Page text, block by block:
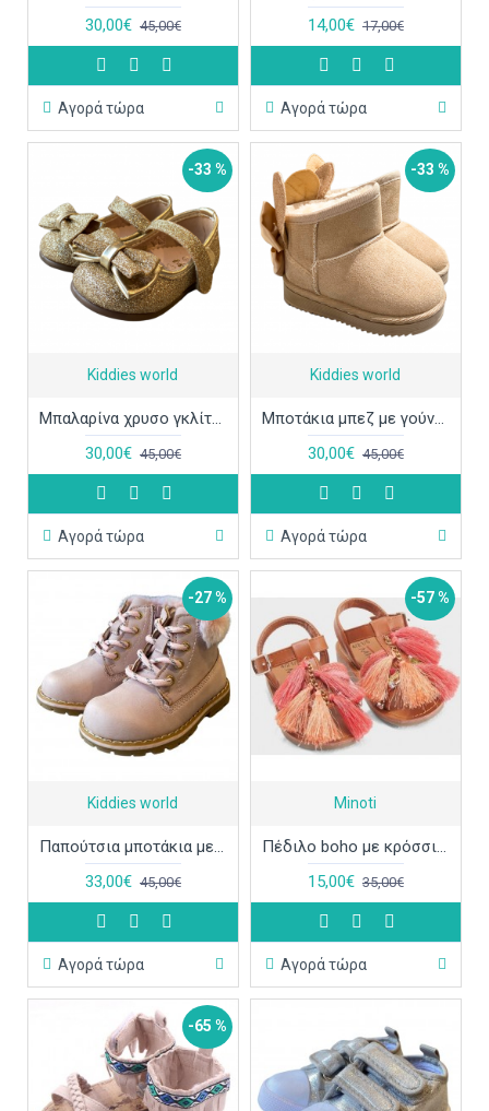
30,00€ 45,00€
Αγορά τώρα
14,00€ 17,00€
Αγορά τώρα
-33 %
Kiddies world
Μπαλαρίνα χρυσο γκλίτερ με φιογκάκι ΠΑΠ603
30,00€ 45,00€
Αγορά τώρα
-33 %
Kiddies world
Μποτάκια μπεζ με γούνα και αυτάκια ΠΑΠ583
30,00€ 45,00€
Αγορά τώρα
-27 %
Kiddies world
Παπούτσια μποτάκια με γούνα ροζ ΠΑΠ582
33,00€ 45,00€
Αγορά τώρα
-57 %
Minoti
Πέδιλο boho με κρόσσια Minoti ΠΑΠ560
15,00€ 35,00€
Αγορά τώρα
-65 %